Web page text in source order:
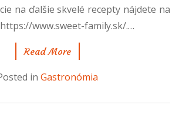
na ďalšie skvelé recepty nájdete na
www.sweet-family.sk/.…
Read More
in Gastronómia